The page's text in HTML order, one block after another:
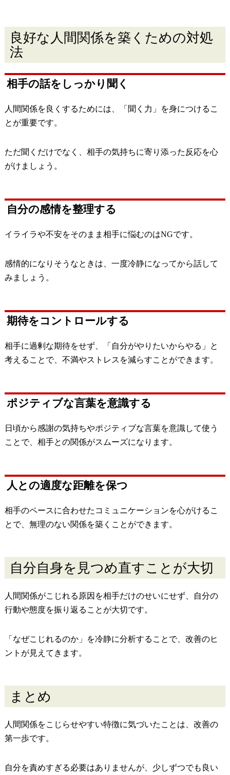
良好な人間関係を築くための対処
法
相手の話をしっかり聞く
人間関係を良くするためには、「聞く力」を身につけるこ
とが重要です。
ただ聞くだけでなく、相手の気持ちに寄り添った反応を心
がけましょう。
自分の感情を整理する
イライラや不安をそのまま相手に悩むのはNGです。
感情的になりそうなときは、一度冷静になってから話して
みましょう。
期待をコントロールする
相手に過剰な期待をせず、「自分がやりたいからやる」と
考えることで、不満やストレスを減らすことができます。
ポジティブな言葉を意識する
日頃から感謝の気持ちやポジティブな言葉を意識して使う
ことで、相手との関係がスムーズになります。
人との適度な距離を保つ
相手のペースに合わせたコミュニケーションを心がけるこ
とで、無理のない関係を築くことができます。
自分自身を見つめ直すことが大切
人間関係がこじれる原因を相手だけのせいにせず、自分の
行動や態度を振り返ることが大切です。
「なぜこじれるのか」を冷静に分析することで、改善のヒ
ントが見えてきます。
まとめ
人間関係をこじらせやすい特徴に気づいたことは、改善の
第一歩です。
自分を責めすぎる必要はありませんが、少しずつでも良い